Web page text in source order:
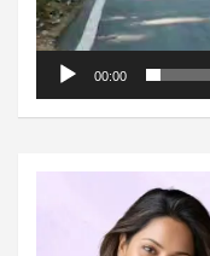
00:00